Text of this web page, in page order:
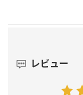
レビュー